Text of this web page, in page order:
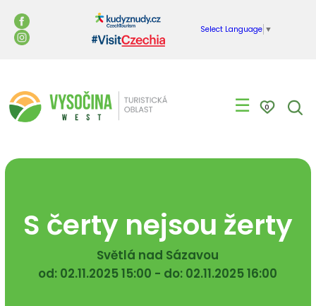
Select Language ▼
☰ 0
S čerty nejsou žerty
Světlá nad Sázavou
od: 02.11.2025 15:00 - do: 02.11.2025 16:00